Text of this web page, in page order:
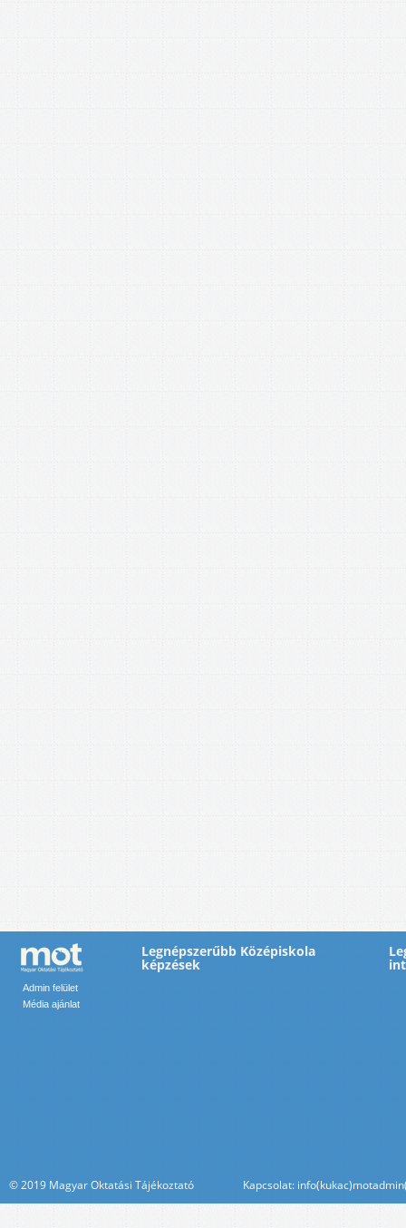
Admin felület
Média ajánlat
Legnépszerűbb Középiskola
képzések
© 2019 Magyar Oktatási Tájékoztató Kapcsolat: